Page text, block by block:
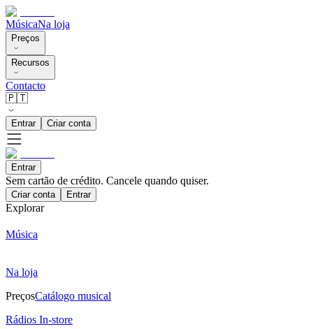
MúsicaNa loja
Preços
Recursos
Contacto
🇵🇹
Entrar Criar conta
Entrar
Sem cartão de crédito. Cancele quando quiser.
Criar conta Entrar
Explorar
Música
Na loja
PreçosCatálogo musical
Rádios In-store